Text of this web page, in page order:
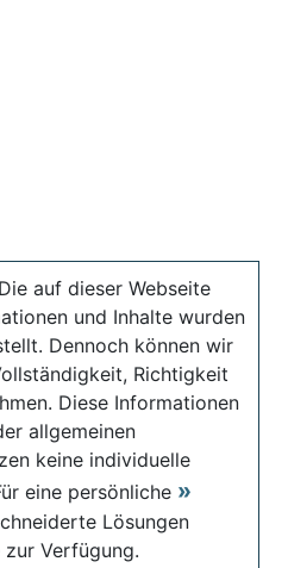
auf dieser Webseite
und Inhalte wurden
Dennoch können wir
Richtigkeit
Diese Informationen
allgemeinen
keine individuelle
eine persönliche
Lösungen
Verfügung.